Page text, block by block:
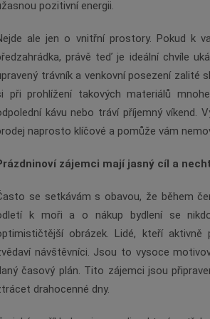
pozitivní energii.
ale jen o vnitřní prostory. Pokud k
právě teď je ideální chvíle
trávník a venkovní posezení zalité
při prohlížení takových materiálů
kávu nebo tráví příjemný víkend.
naprosto klíčové a pomůže vám
zájemci mají jasný cíl a
se setkávám s obavou, že během
k moři a o nákup bydlení se
obrázek. Lidé, kteří aktivně
návštěvníci. Jsou to vysoce
časový plán. Tito zájemci jsou
drahocenné dny.